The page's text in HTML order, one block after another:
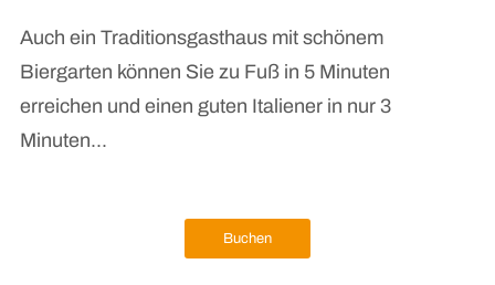
Auch ein Traditionsgasthaus mit schönem
Biergarten können Sie zu Fuß in 5 Minuten
erreichen und einen guten Italiener in nur 3
Minuten...
Buchen